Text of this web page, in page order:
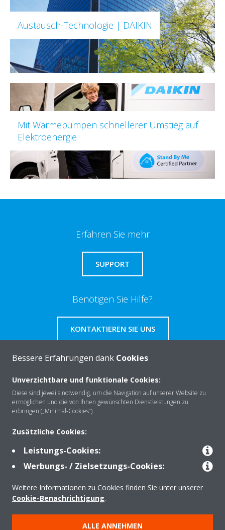
Austausch-Technologie | DAIKIN
Mit Wärmepumpen schnellerer Umstieg auf
Elektroenergie
Erfahren Sie mehr
SUPPORT
Benötigen Sie Hilfe?
KONTAKTIEREN SIE UNS
Über Daikin
Lösungen
Kontakt
Produkte
Bessere Erfahrungen dank Cookies
Unverzichtbare und funktionale Cookies:
Diese sind jeweils notwendig, um die Navigation auf unserer Website zu
ermöglichen und die von Ihnen gewünschten Dienstleistungen zu
erbringen („Minimal-Cookies“).
Zusätzliche Cookies:
Leistungs-Cookies:
Werbungs- / Zielsetzungs-Cookies:
Weitere Informationen zu Cookies finden Sie unter unserer
Cookie-Benachrichtigung.
ALLE ANNEHMEN